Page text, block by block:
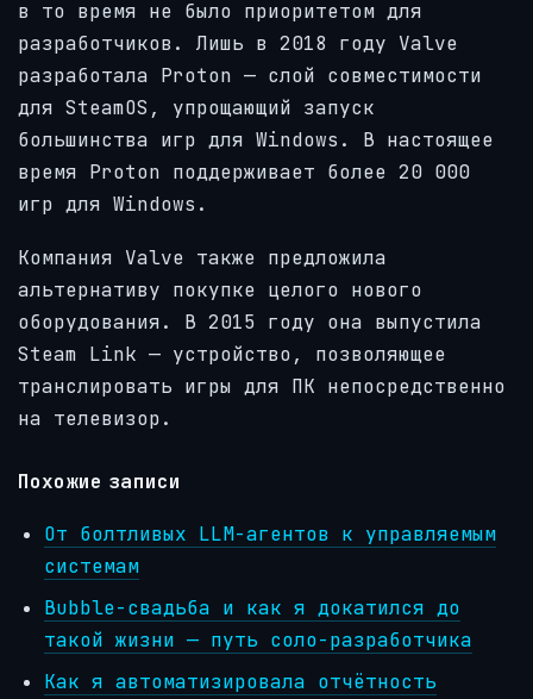
в то время не было приоритетом для
разработчиков. Лишь в 2018 году Valve
разработала Proton — слой совместимости
для SteamOS, упрощающий запуск
большинства игр для Windows. В настоящее
время Proton поддерживает более 20 000
игр для Windows.
Компания Valve также предложила
альтернативу покупке целого нового
оборудования. В 2015 году она выпустила
Steam Link — устройство, позволяющее
транслировать игры для ПК непосредственно
на телевизор.
Похожие записи
От болтливых LLM-агентов к управляемым
системам
Bubble-свадьба и как я докатился до
такой жизни — путь соло-разработчика
Как я автоматизировала отчётность